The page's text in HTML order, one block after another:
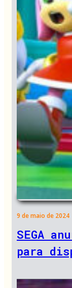
9 de maio de 2024
SEGA
para